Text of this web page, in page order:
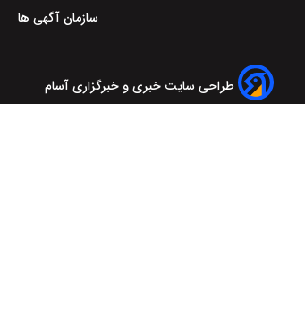
سازمان آگهی ها
طراحی سایت خبری و خبرگزاری آسام